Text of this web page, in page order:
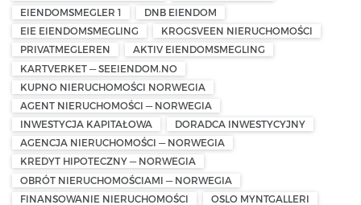
EIENDOMSMEGLER 1
DNB EIENDOM
EIE EIENDOMSMEGLING
KROGSVEEN NIERUCHOMOŚCI
PRIVATMEGLEREN
AKTIV EIENDOMSMEGLING
KARTVERKET — SEEIENDOM.NO
KUPNO NIERUCHOMOŚCI NORWEGIA
AGENT NIERUCHOMOŚCI — NORWEGIA
INWESTYCJA KAPITAŁOWA
DORADCA INWESTYCYJNY
AGENCJA NIERUCHOMOŚCI — NORWEGIA
KREDYT HIPOTECZNY — NORWEGIA
OBRÓT NIERUCHOMOŚCIAMI — NORWEGIA
FINANSOWANIE NIERUCHOMOŚCI
OSLO MYNTGALLERI